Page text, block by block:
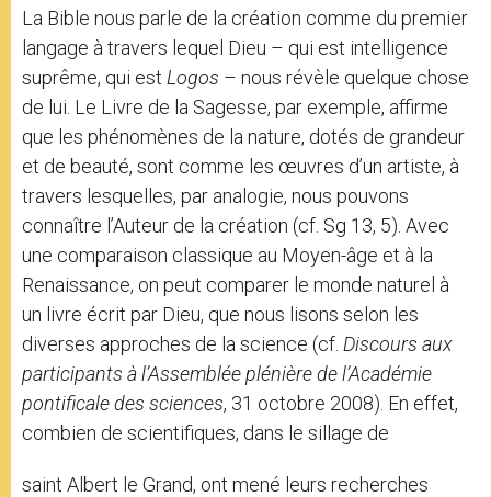
La Bible nous parle de la création comme du premier
langage à travers lequel Dieu – qui est intelligence
suprême, qui est Logos – nous révèle quelque chose
de lui. Le Livre de la Sagesse, par exemple, affirme
que les phénomènes de la nature, dotés de grandeur
et de beauté, sont comme les œuvres d’un artiste, à
travers lesquelles, par analogie, nous pouvons
connaître l’Auteur de la création (cf. Sg 13, 5). Avec
une comparaison classique au Moyen-âge et à la
Renaissance, on peut comparer le monde naturel à
un livre écrit par Dieu, que nous lisons selon les
diverses approches de la science (cf. Discours aux
participants à l’Assemblée plénière de l’Académie
pontificale des sciences, 31 octobre 2008). En effet,
combien de scientifiques, dans le sillage de
saint Albert le Grand, ont mené leurs recherches